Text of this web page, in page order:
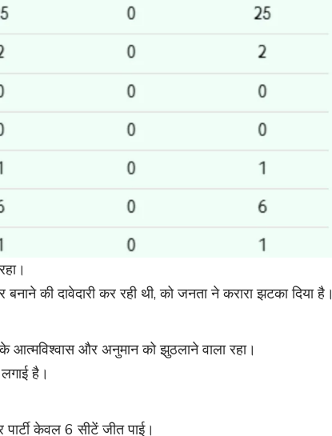
की दावेदारी कर रही थी, को जनता ने करारा झटका दिया है।
आत्मविश्वास और अनुमान को झुठलाने वाला रहा।
है।
केवल 6 सीटें जीत पाई।